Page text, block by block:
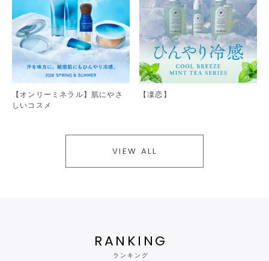
【オンリーミネラル】肌にやさ
しいコスメ
【凜恋】
VIEW ALL
RANKING
ランキング